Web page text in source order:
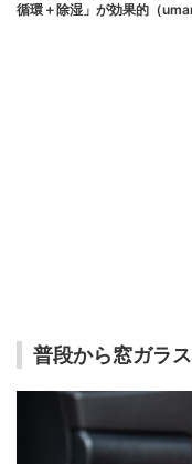
循環＋除湿」が効果的（
普段から窓ガラ